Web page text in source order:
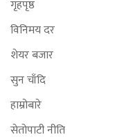
गृहपृष्ठ
विनिमय दर
शेयर बजार
सुन चाँदि
हाम्रोबारे
सेतोपाटी नीति